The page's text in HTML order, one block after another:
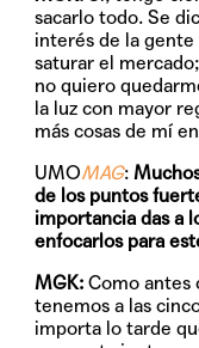
sacarlo todo. Se
interés de la
saturar el
no quiero
la luz con mayor
más cosas de mí
UMOMAG:
de los puntos
importancia das a
enfocarlos para
MGK: Como antes
tenemos a las
importa lo tarde